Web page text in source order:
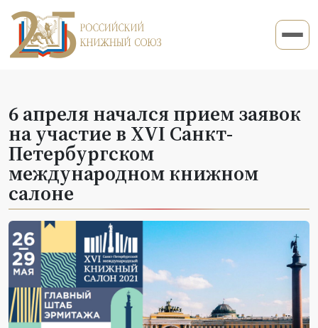
6 апреля начался прием заявок
на участие в XVI Санкт-
Петербургском
международном книжном
салоне